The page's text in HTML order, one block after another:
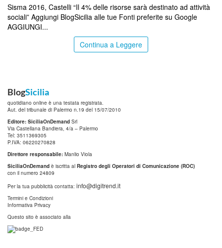
Sisma 2016, Castelli “Il 4% delle risorse sarà destinato ad attività
sociali” Aggiungi BlogSicilia alle tue Fonti preferite su Google
AGGIUNGI...
Continua a Leggere
BlogSicilia
quotidiano online è una testata registrata.
Aut. del tribunale di Palermo n.19 del 15/07/2010
Editore: SiciliaOnDemand Srl
Via Castellana Bandiera, 4/a – Palermo
Tel: 3511369305
P.IVA: 06220270828
Direttore responsabile: Manlio Viola
SiciliaOnDemand è iscritta al Registro degli Operatori di Comunicazione (ROC)
con il numero 24809
Per la tua pubblicità contatta: info@digitrend.it
Termini e Condizioni
Informativa Privacy
Questo sito è associato alla